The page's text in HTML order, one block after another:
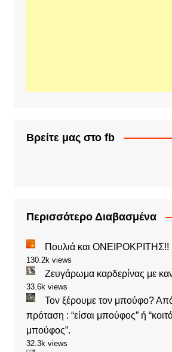
Βρείτε μας στο fb
Περισσότερο Διαβασμένα
Πουλιά και ΟΝΕΙΡΟΚΡΙΤΗΣ!!
130.2k views
Ζευγάρωμα καρδερίνας με
33.6k views
Τον ξέρουμε τον μπούφο?
πρόταση : “είσαι μπούφος” ή
μπούφος”.
32.3k views